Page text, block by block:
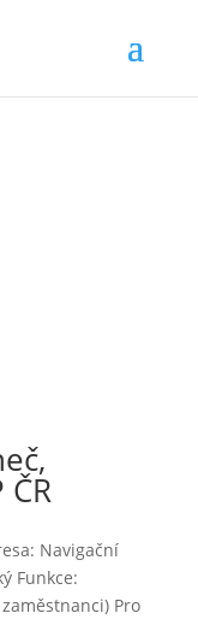
Navigační
Funkce:
Pro